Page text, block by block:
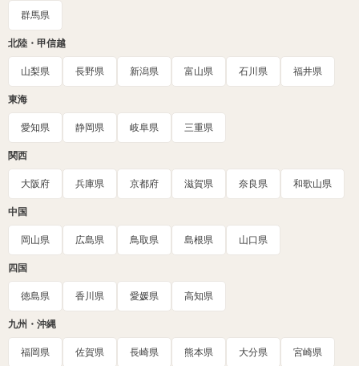
群馬県
北陸・甲信越
山梨県 長野県 新潟県 富山県 石川県 福井県
東海
愛知県 静岡県 岐阜県 三重県
関西
大阪府 兵庫県 京都府 滋賀県 奈良県 和歌山県
中国
岡山県 広島県 鳥取県 島根県 山口県
四国
徳島県 香川県 愛媛県 高知県
九州・沖縄
福岡県 佐賀県 長崎県 熊本県 大分県 宮崎県